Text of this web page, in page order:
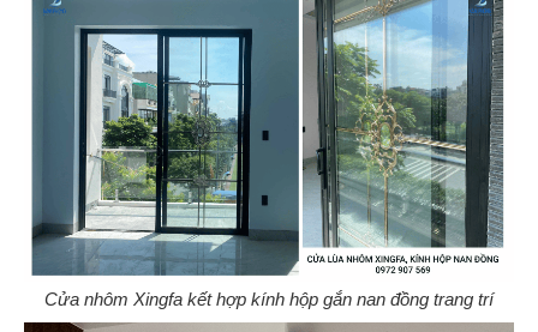
Cửa nhôm Xingfa kết hợp kính hộp gắn nan đồng trang trí